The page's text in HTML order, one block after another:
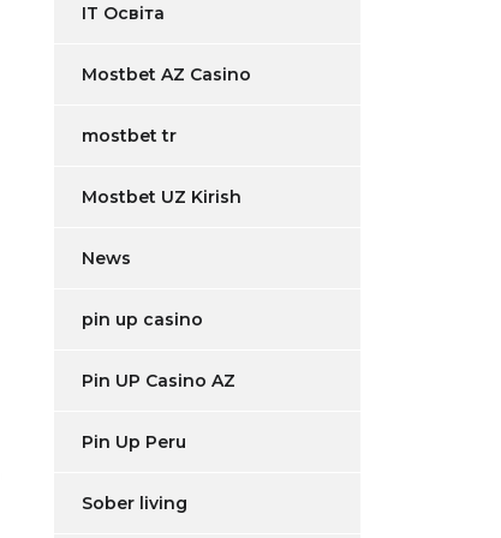
IT Освіта
Mostbet AZ Casino
mostbet tr
Mostbet UZ Kirish
News
pin up casino
Pin UP Casino AZ
Pin Up Peru
Sober living